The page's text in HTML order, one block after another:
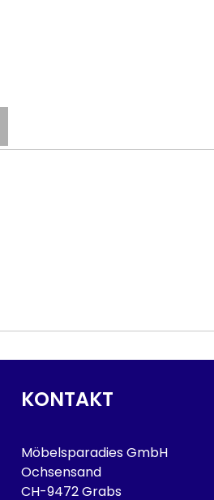
KONTAKT
Möbelsparadies GmbH
Ochsensand
CH-9472 Grabs